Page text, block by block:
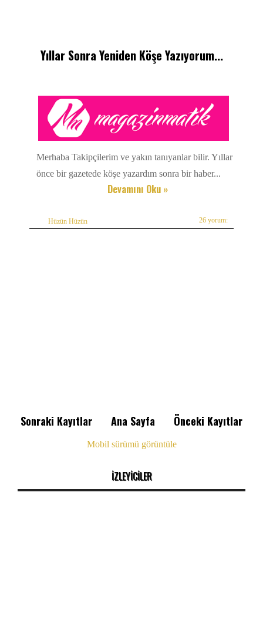
Yıllar Sonra Yeniden Köşe Yazıyorum...
Merhaba Takipçilerim ve yakın tanıyanlar bilir. Yıllar
önce bir gazetede köşe yazardım sonra bir haber...
Devamını Oku »
Hüzün Hüzün 26 yorum:
Sonraki Kayıtlar Önceki Kayıtlar
Ana Sayfa
Mobil sürümü görüntüle
İZLEYİCİLER